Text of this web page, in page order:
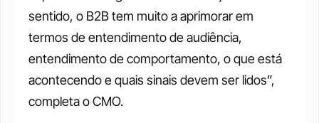
sentido, o B2B tem muito a aprimorar em
termos de entendimento de audiência,
entendimento de comportamento, o que está
acontecendo e quais sinais devem ser lidos”,
completa o CMO.